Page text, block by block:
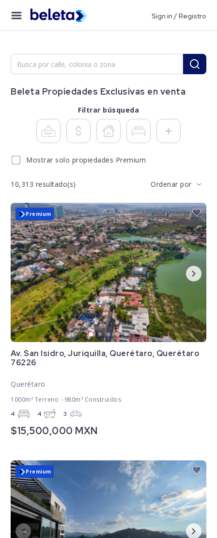
Sign in / Registro
Beleta Propiedades Exclusivas en venta
Filtrar búsqueda
Mostrar solo propiedades Premium
10,313 resultado(s) Ordenar por
Av. San Isidro, Juriquilla, Querétaro, Querétaro
76226
Querétaro
1000m² Terreno - 980m² Construidos
4 4 3
$15,500,000 MXN
Nuevo
Premium
Premium